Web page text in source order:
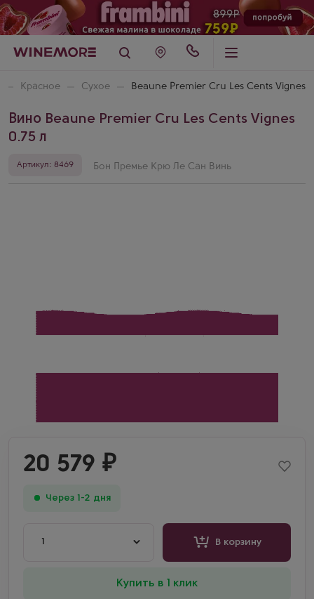
Красное Сухое Beaune Premier Cru Les Cents Vignes
Вино Beaune Premier Cru Les Cents Vignes
0.75 л
Артикул: 8469 Бон Премье Крю Ле Сан Винь
20 579 ₽
Через 1-2 дня
1 В корзину
Купить в 1 клик